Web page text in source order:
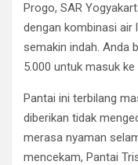
Progo, SAR
dengan kombinasi air
semakin indah. Anda
5.000 untuk masuk ke
Pantai ini terbilang
diberikan tidak
merasa nyaman
mencekam, Pantai